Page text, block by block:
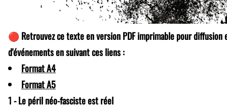
🔴 Retrouvez ce texte en version PDF imprimable pour diffusion
d'événements en suivant ces liens :
Format A4
Format A5
1 - Le péril néo-fasciste est réel